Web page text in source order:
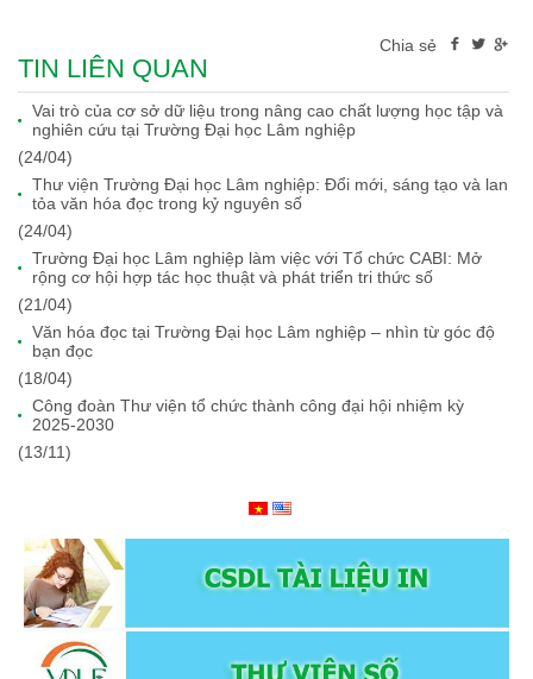
Chia sẻ
TIN LIÊN QUAN
Vai trò của cơ sở dữ liệu trong nâng cao chất lượng học tập và
nghiên cứu tại Trường Đại học Lâm nghiệp
(24/04)
Thư viện Trường Đại học Lâm nghiệp: Đổi mới, sáng tạo và lan
tỏa văn hóa đọc trong kỷ nguyên số
(24/04)
Trường Đại học Lâm nghiệp làm việc với Tổ chức CABI: Mở
rộng cơ hội hợp tác học thuật và phát triển tri thức số
(21/04)
Văn hóa đọc tại Trường Đại học Lâm nghiệp – nhìn từ góc độ
bạn đọc
(18/04)
Công đoàn Thư viện tổ chức thành công đại hội nhiệm kỳ
2025-2030
(13/11)